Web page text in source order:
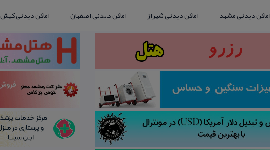
اماکن دیدنی مشهد اماکن دیدنی شیراز اماکن دیدنی اصفهان اماکن دیدنی کیش